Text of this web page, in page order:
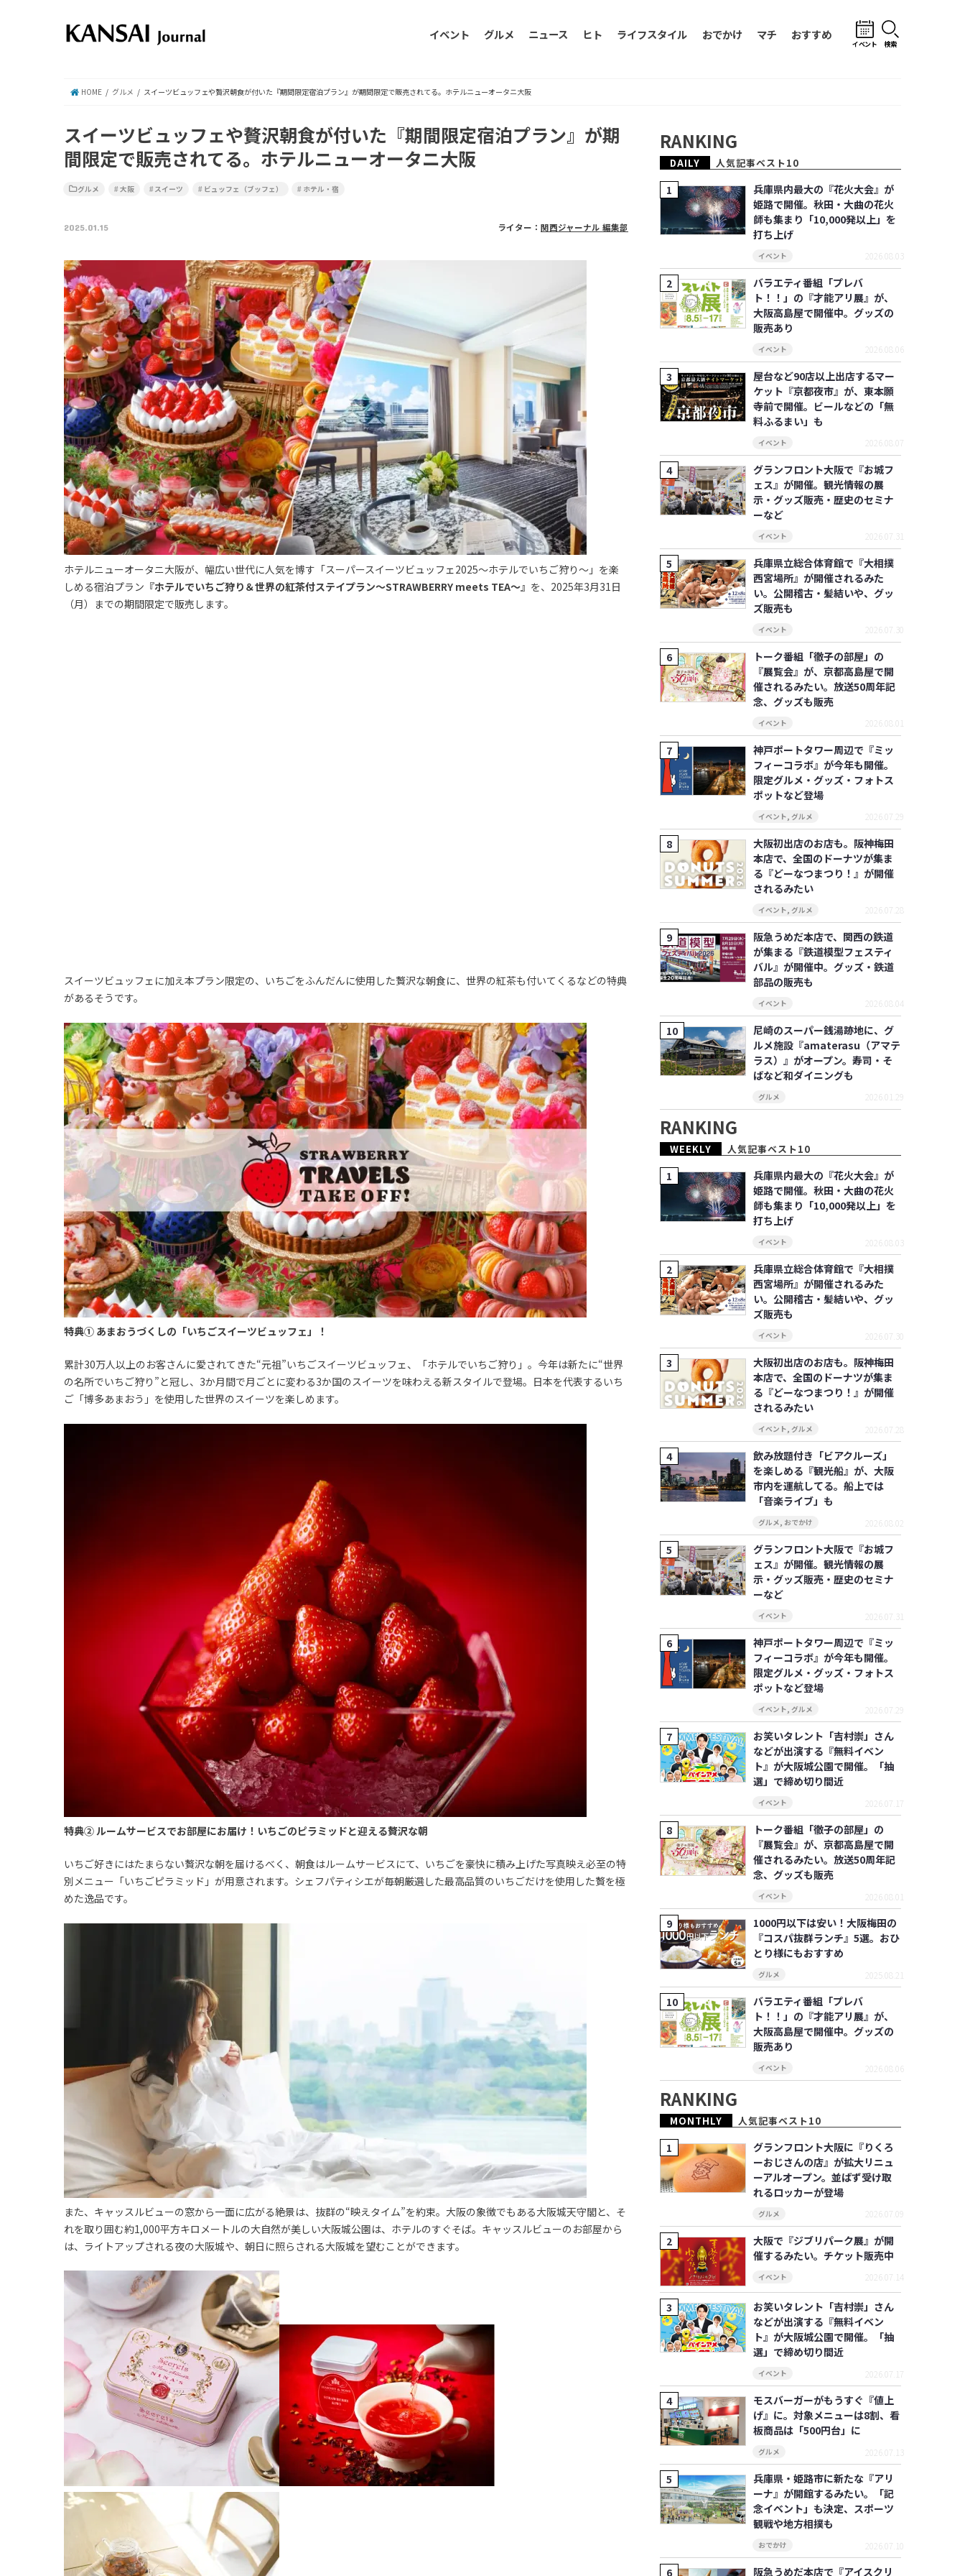
イベント グルメ ニュース ヒト ライフスタイル おでかけ マチ おすすめ
イベント 検索
HOME グルメ スイーツビュッフェや贅沢朝食が付いた『期間限定宿泊プラン』が期間限定で販売されてる。ホテルニューオータニ大阪
スイーツビュッフェや贅沢朝食が付いた『期間限定宿泊プラン』が期
間限定で販売されてる。ホテルニューオータニ大阪
グルメ 大阪 スイーツ ビュッフェ（ブッフェ） ホテル・宿
2025.01.15 ライター： 関西ジャーナル 編集部
ホテルニューオータニ大阪が、幅広い世代に人気を博す「スーパースイーツビュッフェ2025～ホテルでいちご狩り～」を楽
しめる宿泊プラン 『ホテルでいちご狩り＆世界の紅茶付ステイプラン～STRAWBERRY meets TEA～』 を、2025年3月31日
（月）までの期間限定で販売します。
スイーツビュッフェに加え本プラン限定の、いちごをふんだんに使用した贅沢な朝食に、世界の紅茶も付いてくるなどの特典
があるそうです。
特典① あまおうづくしの「いちごスイーツビュッフェ」！
累計30万人以上のお客さんに愛されてきた“元祖”いちごスイーツビュッフェ、「ホテルでいちご狩り」。今年は新たに“世界
の名所でいちご狩り”と冠し、3か月間で月ごとに変わる3か国のスイーツを味わえる新スタイルで登場。日本を代表するいち
ご「博多あまおう」を使用した世界のスイーツを楽しめます。
特典② ルームサービスでお部屋にお届け！いちごのピラミッドと迎える贅沢な朝
いちご好きにはたまらない贅沢な朝を届けるべく、朝食はルームサービスにて、いちごを豪快に積み上げた写真映え必至の特
別メニュー「いちごピラミッド」が用意されます。シェフパティシエが毎朝厳選した最高品質のいちごだけを使用した贅を極
めた逸品です。
また、キャッスルビューの窓から一面に広がる絶景は、抜群の“映えタイム”を約束。大阪の象徴でもある大阪城天守閣と、そ
れを取り囲む約1,000平方キロメートルの大自然が美しい大阪城公園は、ホテルのすぐそば。キャッスルビューのお部屋から
は、ライトアップされる夜の大阪城や、朝日に照らされる大阪城を望むことができます。
RANKING
DAILY 人気記事ベスト10
兵庫県内最大の『花火大会』が
姫路で開催。秋田・大曲の花火
師も集まり「10,000発以上」を
打ち上げ
イベント 2026.08.03
バラエティ番組「プレバ
ト！！」の『才能アリ展』が、
大阪高島屋で開催中。グッズの
販売あり
イベント 2026.08.06
屋台など90店以上出店するマー
ケット『京都夜市』が、東本願
寺前で開催。ビールなどの「無
料ふるまい」も
イベント 2026.08.07
グランフロント大阪で『お城フ
ェス』が開催。観光情報の展
示・グッズ販売・歴史のセミナ
ーなど
イベント 2026.07.31
兵庫県立総合体育館で『大相撲
西宮場所』が開催されるみた
い。公開稽古・髪結いや、グッ
ズ販売も
イベント 2026.07.30
トーク番組「徹子の部屋」の
『展覧会』が、京都高島屋で開
催されるみたい。放送50周年記
念、グッズも販売
イベント 2026.08.01
神戸ポートタワー周辺で『ミッ
フィーコラボ』が今年も開催。
限定グルメ・グッズ・フォトス
ポットなど登場
イベント ,グルメ 2026.07.29
大阪初出店のお店も。阪神梅田
本店で、全国のドーナツが集ま
る『どーなつまつり！』が開催
されるみたい
イベント ,グルメ 2026.07.28
阪急うめだ本店で、関西の鉄道
が集まる『鉄道模型フェスティ
バル』が開催中。グッズ・鉄道
部品の販売も
イベント 2026.08.04
尼崎のスーパー銭湯跡地に、グ
ルメ施設『amaterasu（アマテ
ラス）』がオープン。寿司・そ
ばなど和ダイニングも
グルメ 2026.01.29
RANKING
WEEKLY 人気記事ベスト10
兵庫県内最大の『花火大会』が
姫路で開催。秋田・大曲の花火
師も集まり「10,000発以上」を
打ち上げ
イベント 2026.08.03
兵庫県立総合体育館で『大相撲
西宮場所』が開催されるみた
い。公開稽古・髪結いや、グッ
ズ販売も
イベント 2026.07.30
大阪初出店のお店も。阪神梅田
本店で、全国のドーナツが集ま
る『どーなつまつり！』が開催
されるみたい
イベント,グルメ 2026.07.28
飲み放題付き「ビアクルーズ」
を楽しめる『観光船』が、大阪
市内を運航してる。船上では
「音楽ライブ」も
グルメ, おでかけ 2026.08.02
グランフロント大阪で『お城フ
ェス』が開催。観光情報の展
示・グッズ販売・歴史のセミナ
ーなど
イベント 2026.07.31
神戸ポートタワー周辺で『ミッ
フィーコラボ』が今年も開催。
限定グルメ・グッズ・フォトス
ポットなど登場
イベント,グルメ 2026.07.29
お笑いタレント「吉村崇」さん
などが出演する『無料イベン
ト』が大阪城公園で開催。「抽
選」で締め切り間近
イベント 2026.07.17
トーク番組「徹子の部屋」の
『展覧会』が、京都高島屋で開
催されるみたい。放送50周年記
念、グッズも販売
イベント 2026.08.01
1000円以下は安い！大阪梅田の
『コスパ抜群ランチ』5選。おひ
とり様にもおすすめ
グルメ 2025.08.21
バラエティ番組「プレバ
ト！！」の『才能アリ展』が、
大阪高島屋で開催中。グッズの
販売あり
イベント 2026.08.06
RANKING
MONTHLY 人気記事ベスト10
グランフロント大阪に『りくろ
ーおじさんの店』が拡大リニュ
ーアルオープン。並ばず受け取
れるロッカーが登場
グルメ 2026.07.09
大阪で『ジブリパーク展』が開
催するみたい。チケット販売中
イベント 2026.07.14
お笑いタレント「吉村崇」さん
などが出演する『無料イベン
ト』が大阪城公園で開催。「抽
選」で締め切り間近
イベント 2026.07.17
モスバーガーがもうすぐ『値上
げ』に。対象メニューは8割、看
板商品は「500円台」に
グルメ 2026.07.13
兵庫県・姫路市に新たな『アリ
ーナ』が開館するみたい。「記
念イベント」も決定、スポーツ
観戦や地方相撲も
おでかけ 2026.07.10
阪急うめだ本店で『アイスクリ